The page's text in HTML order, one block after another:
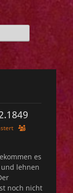
1848-
es
lehnen
noch nicht